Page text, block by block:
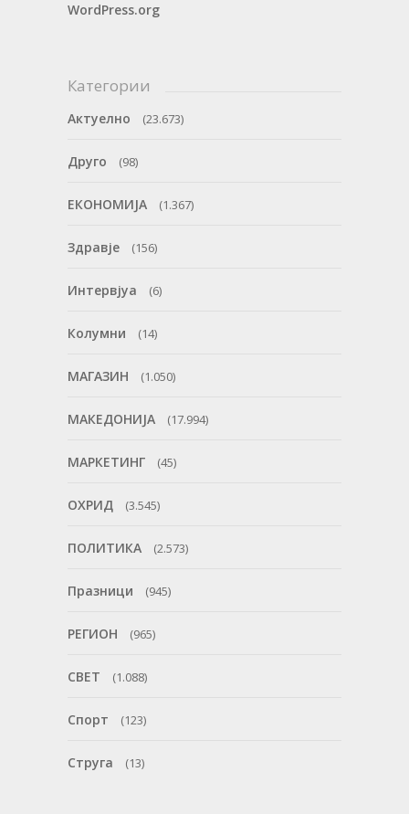
WordPress.org
Категории
Актуелно (23.673)
Друго (98)
ЕКОНОМИЈА (1.367)
Здравје (156)
Интервјуа (6)
Колумни (14)
МАГАЗИН (1.050)
МАКЕДОНИЈА (17.994)
МАРКЕТИНГ (45)
ОХРИД (3.545)
ПОЛИТИКА (2.573)
Празници (945)
РЕГИОН (965)
СВЕТ (1.088)
Спорт (123)
Струга (13)